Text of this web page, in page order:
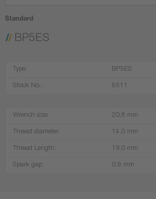
Standard
BP5ES
Type: BP5ES
Stock No.: 6511
Wrench size: 20,8 mm
Thread diameter: 14,0 mm
Thread Length: 19,0 mm
Spark gap: 0,9 mm